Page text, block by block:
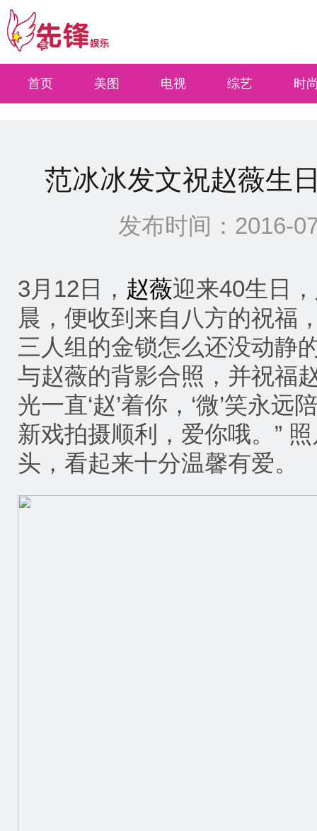
首页 美图 电视 综艺 时
范冰冰发文祝赵薇生
发布时间：2016-
3月12日， 赵薇迎来40生日
晨，便收到来自八方的祝福
三人组的金锁怎么还没动静
与赵薇的背影合照，并祝福
光一直‘赵’着你，‘微’笑永
新戏拍摄顺利，爱你哦。”
头，看起来十分温馨有爱。